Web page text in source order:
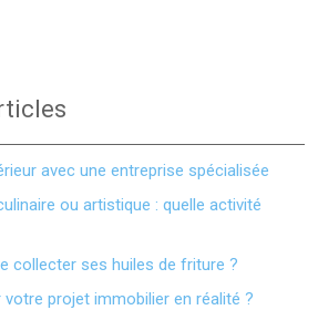
avec une entreprise spécialisée
ou artistique : quelle activité
collecter ses huiles de friture ?
projet immobilier en réalité ?